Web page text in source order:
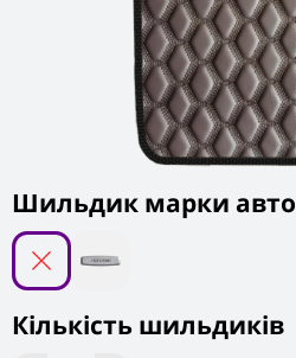
Шильдик марки авто
Кількість шильдиків